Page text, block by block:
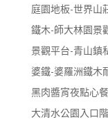
庭園地板-世界山
鐵木-師大林園景
景觀平台-青山鎮
婆鐵-婆羅洲鐵木
黑肉醬宵夜點心
大清水公園入口